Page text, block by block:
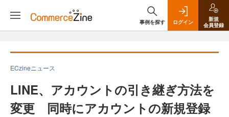
事例を探す ログイン
新規
会員登録
ECzineニュース
LINE、アカウントの引き継ぎ方法を
変更 同時にアカウントの新規登録